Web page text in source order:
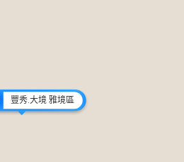
豐秀.大境 雅境區